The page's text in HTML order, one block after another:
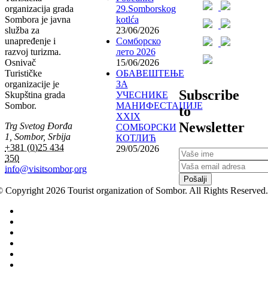
organizacija grada
Sombora je javna
služba za
unapređenje i
razvoj turizma.
Osnivač
Turističke
organizacije je
Skupština grada
Sombor.
Trg Svetog Đorđa
1, Sombor, Srbija
+381 (0)25 434
350
info@visitsombor.org
29.Somborskog
kotlća
23/06/2026
Сомборско
лето 2026
15/06/2026
ОБАВЕШТЕЊЕ
ЗА
УЧЕСНИКЕ
МАНИФЕСТАЦИЈЕ
XXIX
СОМБОРСКИ
КОТЛИЋ
29/05/2026
Subscribe
to
Newsletter
Pošalji
Copyright 2026 Tourist organization of Sombor. All Rights Reserved.